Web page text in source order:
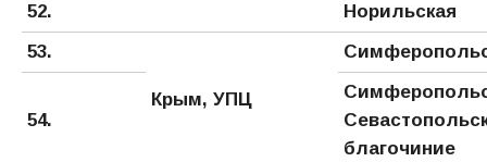
52.
Норильская
53.
Крым, УПЦ
54.
благочиние